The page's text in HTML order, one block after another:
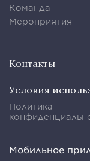
Команда
Мероприятия
Контакты
Условия
Политика
Мобильное